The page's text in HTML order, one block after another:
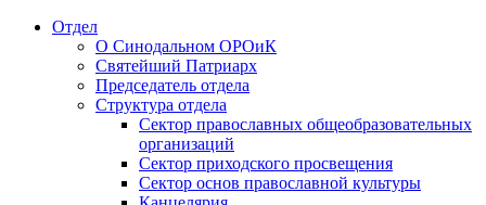
Отдел
О Синодальном ОРОиК
Святейший Патриарх
Председатель отдела
Структура отдела
Сектор православных общеобразовательных
организаций
Сектор приходского просвещения
Сектор основ православной культуры